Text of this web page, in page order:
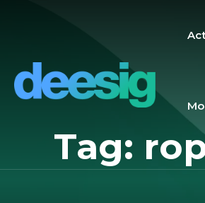
Tag: